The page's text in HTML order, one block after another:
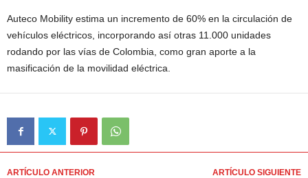
Auteco Mobility estima un incremento de 60% en la circulación de
vehículos eléctricos, incorporando así otras 11.000 unidades
rodando por las vías de Colombia, como gran aporte a la
masificación de la movilidad eléctrica.
ARTÍCULO ANTERIOR ARTÍCULO SIGUIENTE